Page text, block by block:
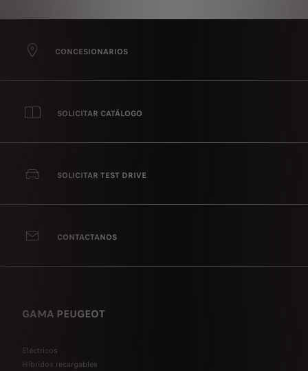
CONCESIONARIOS
SOLICITAR CATÁLOGO
SOLICITAR TEST DRIVE
CONTACTANOS
GAMA PEUGEOT
Eléctricos
Híbridos recargables